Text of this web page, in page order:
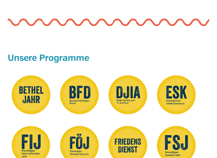
Unsere Programme